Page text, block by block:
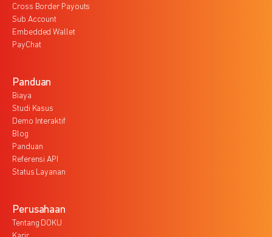
Cross Border Payouts
Sub Account
Embedded Wallet
PayChat
Panduan
Biaya
Studi Kasus
Demo Interaktif
Blog
Panduan
Referensi API
Status Layanan
Perusahaan
Tentang DOKU